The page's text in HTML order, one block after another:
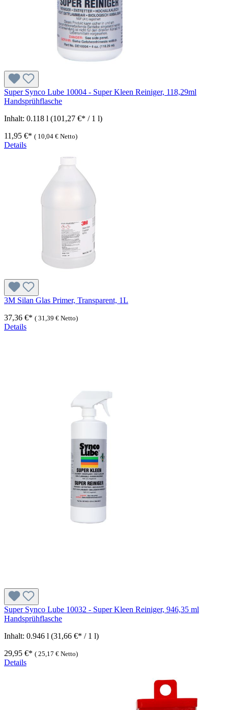
Super Synco Lube 10004 - Super Kleen Reiniger, 118,29ml
Handsprühflasche
Inhalt: 0.118 l (101,27 €* / 1 l)
11,95 €* ( 10,04 € Netto)
Details
3M Silan Glas Primer, Transparent, 1L
37,36 €* ( 31,39 € Netto)
Details
Super Synco Lube 10032 - Super Kleen Reiniger, 946,35 ml
Handsprühflasche
Inhalt: 0.946 l (31,66 €* / 1 l)
29,95 €* ( 25,17 € Netto)
Details